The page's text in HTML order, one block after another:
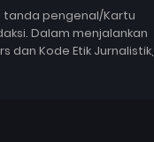
tanda pengenal/Kartu
Dalam menjalankan
dan Kode Etik Jurnalistik,